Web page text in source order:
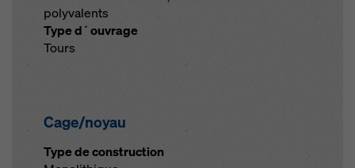
polyvalents
Type d´ouvrage
Tours
Cage/noyau
Type de construction